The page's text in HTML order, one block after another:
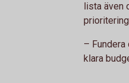
lista även
– Fundera
klara